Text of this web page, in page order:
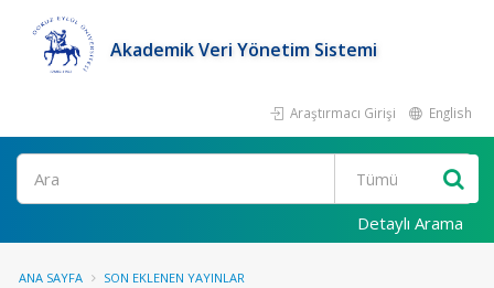
Akademik Veri Yönetim Sistemi
Araştırmacı Girişi English
Ara
Detaylı Arama
ANA SAYFA SON EKLENEN YAYINLAR